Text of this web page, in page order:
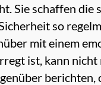
Sie schaffen
so
mit einem
ist, kann